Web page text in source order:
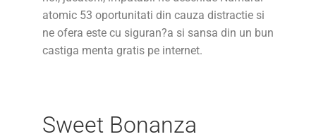
atomic 53 oportunitati din cauza distractie si
ne ofera este cu siguran?a si sansa din un bun
castiga menta gratis pe internet.
Sweet Bonanza